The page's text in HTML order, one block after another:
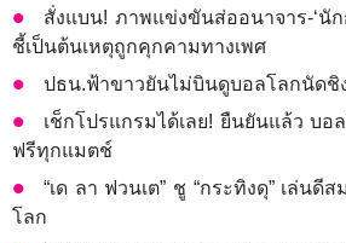
สั่งแบน! ภาพแข่งขันส่ออนาจาร-‘นั
ชี้เป็นต้นเหตุถูกคุกคามทางเพศ
ปธน.ฟ้าขาวยันไม่บินดูบอลโลกนัดชิง
เช็กโปรแกรมได้เลย! ยืนยันแล้ว บอ
ฟรีทุกแมตช์
“เด ลา ฟวนเต” ชู “กระทิงดุ” เล่นดี
โลก